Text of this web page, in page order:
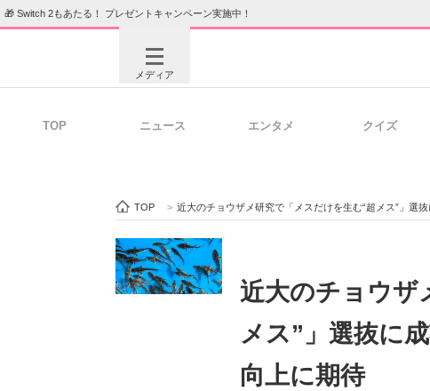
🎁 Switch 2もあたる！ プレゼントキャンペーン実施中！
メディア
ビジネスと働き方のヒント
ITエンジニア向け専門サイト 企業向けIT製品の
TOP ニュース エンタメ クイズ
TOP > 近大のチョウザメ研究で「メスだけを生む“超メス”」
近大のチョウザ
メス”」選抜に
向上に期待